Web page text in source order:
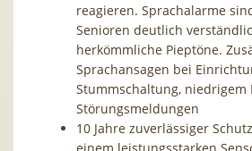
reagieren. Sprachalarme
Senioren deutlich
herkömmliche Pieptöne.
Sprachansagen bei
Stummschaltung,
Störungsmeldungen
10 Jahre zuverlässiger